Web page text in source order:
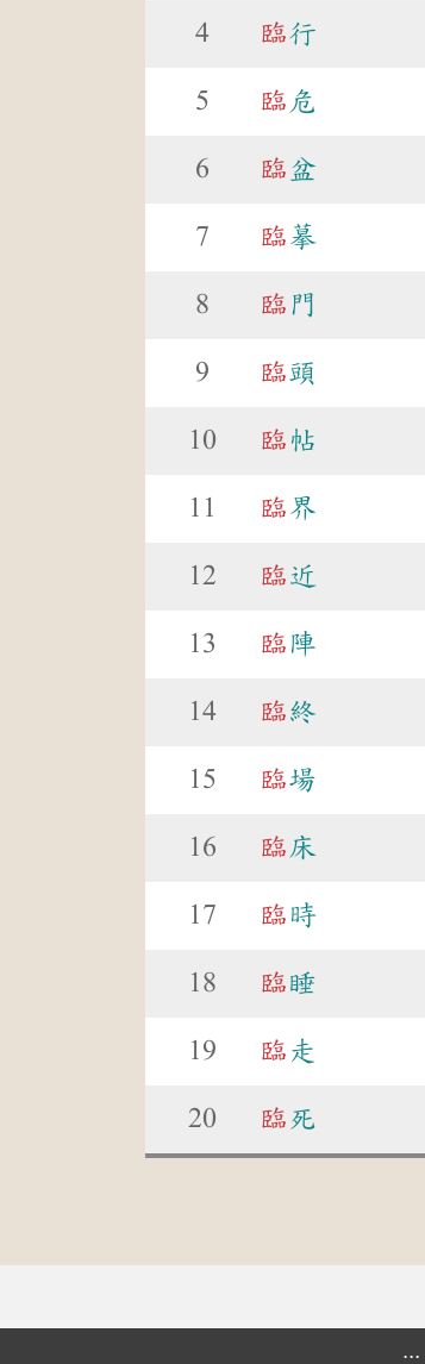
4 臨行
5 臨 危
6 臨 盆
7 臨摹
8 臨 門
9 臨頭
10 臨 帖
11 臨界
12 臨近
13 臨 陣
14 臨終
15 臨場
16 臨 床
17 臨 時
18 臨睡
19 臨 走
20 臨 死
:::